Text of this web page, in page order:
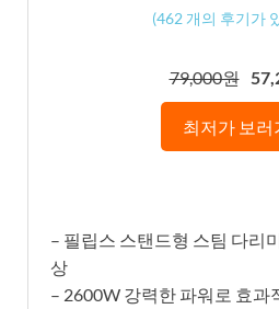
(462 개의 후기가
79,000원
최저가 보러
– 필립스 스탠드형 스팀 다리
상
– 2600W 강력한 파워로 효과